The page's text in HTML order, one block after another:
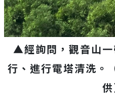
▲經詢問，觀音山
行、進行電塔清洗。
供